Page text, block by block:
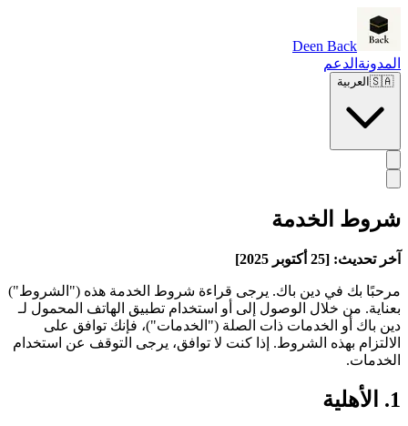
Deen Back
المدونة الدعم
🇸🇦 العربية
شروط الخدمة
آخر تحديث: [25 أكتوبر 2025]
مرحبًا بك في دين باك. يرجى قراءة شروط الخدمة هذه ("الشروط")
بعناية. من خلال الوصول إلى أو استخدام تطبيق الهاتف المحمول لـ
دين باك أو الخدمات ذات الصلة ("الخدمات")، فإنك توافق على
الالتزام بهذه الشروط. إذا كنت لا توافق، يرجى التوقف عن استخدام
الخدمات.
1. الأهلية